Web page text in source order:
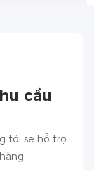
cầu
tôi sẽ hỗ trợ